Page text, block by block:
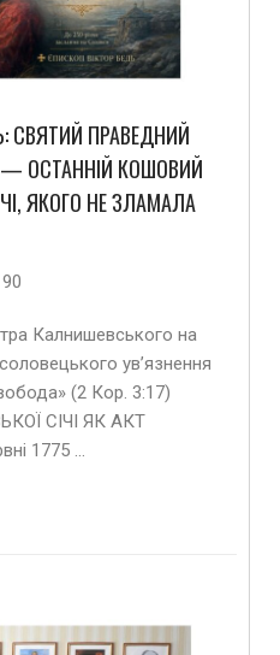
СВЯТИЙ ПРАВЕДНИЙ
ОСТАННІЙ КОШОВИЙ
ЯКОГО НЕ ЗЛАМАЛА
90
Калнишевського на
ув’язнення
(2 Кор. 3:17)
СІЧІ ЯК АКТ
1775 …